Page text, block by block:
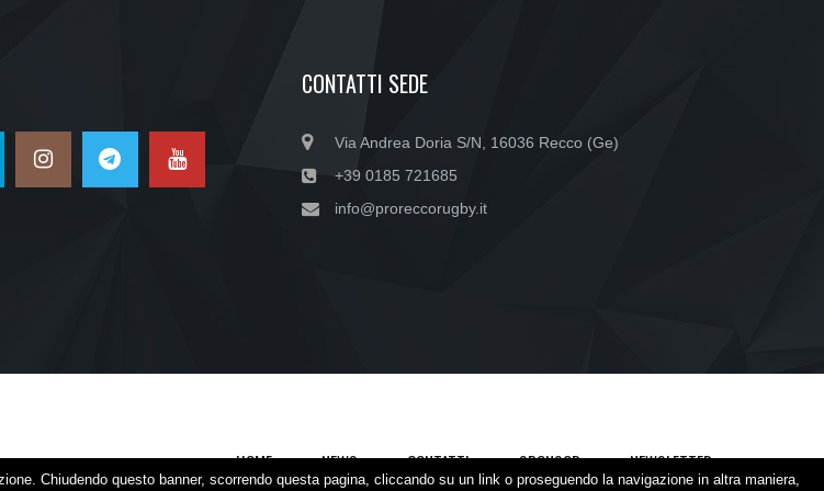
CONTATTI SEDE
Via Andrea Doria S/N, 16036 Recco (Ge)
+39 0185 721685
info@proreccorugby.it
HOME NEWS CONTATTI SPONSOR NEWSLETTER
Chiudendo questo banner, scorrendo questa pagina, cliccando su un link o proseguendo la navigazione in altra maniera,